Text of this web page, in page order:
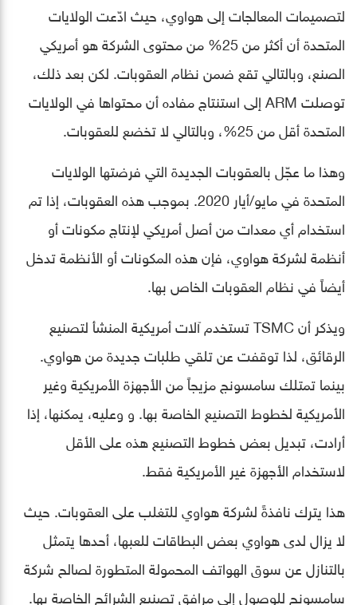
لتصميمات المعالجات إلى هواوي، حيث ادّعت الولايات
المتحدة أن أكثر من 25% من محتوى الشركة هو أمريكي
الصنع، وبالتالي تقع ضمن نظام العقوبات. لكن بعد ذلك،
توصلت ARM إلى استنتاج مفاده أن محتواها في الولايات
المتحدة أقل من 25%، وبالتالي لا تخضع للعقوبات.
وهذا ما عجّل بالعقوبات الجديدة التي فرضتها الولايات
المتحدة في مايو/أيار 2020. بموجب هذه العقوبات، إذا تم
استخدام أي معدات من أصل أمريكي لإنتاج مكونات أو
أنظمة لشركة هواوي، فإن هذه المكونات أو الأنظمة تدخل
أيضاً في نظام العقوبات الخاص بها.
ويذكر أن TSMC تستخدم آلات أمريكية المنشأ لتصنيع
الرقائق، لذا توقفت عن تلقي طلبات جديدة من هواوي.
بينما تمتلك سامسونج مزيجاً من الأجهزة الأمريكية وغير
الأمريكية لخطوط التصنيع الخاصة بها. و وعليه، يمكنها، إذا
أرادت، تبديل بعض خطوط التصنيع هذه على الأقل
لاستخدام الأجهزة غير الأمريكية فقط.
هذا يترك نافذةً لشركة هواوي للتغلب على العقوبات. حيث
لا يزال لدى هواوي بعض البطاقات للعبها، أحدها يتمثل
بالتنازل عن سوق الهواتف المحمولة المتطورة لصالح شركة
سامسونج للوصول إلى مرافق تصنيع الشرائح الخاصة بها.